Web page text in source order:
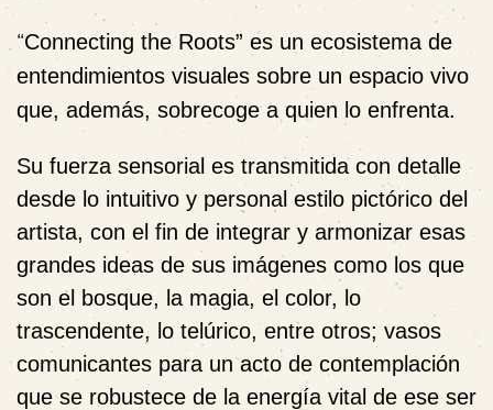
“Connecting the Roots” es un ecosistema de
entendimientos visuales sobre un espacio vivo
que, además, sobrecoge a quien lo enfrenta.
Su fuerza sensorial es transmitida con detalle
desde lo intuitivo y personal estilo pictórico del
artista, con el fin de integrar y armonizar esas
grandes ideas de sus imágenes como los que
son el bosque, la magia, el color, lo
trascendente, lo telúrico, entre otros; vasos
comunicantes para un acto de contemplación
que se robustece de la energía vital de ese ser